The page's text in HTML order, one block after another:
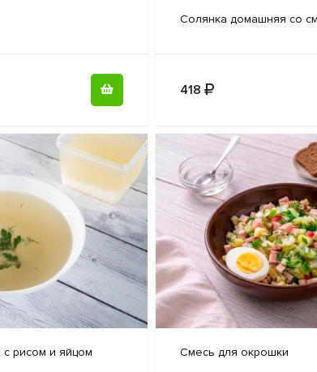
Cолянка домашняя со
418
с рисом и яйцом Смесь для окрошки